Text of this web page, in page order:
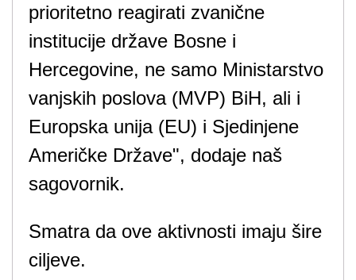
prioritetno reagirati zvanične
institucije države Bosne i
Hercegovine, ne samo Ministarstvo
vanjskih poslova (MVP) BiH, ali i
Europska unija (EU) i Sjedinjene
Američke Države", dodaje naš
sagovornik.
Smatra da ove aktivnosti imaju šire
ciljeve.